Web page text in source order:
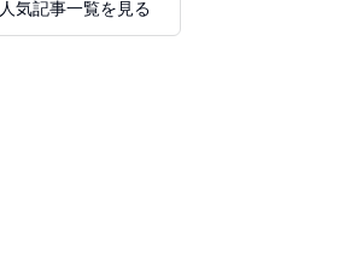
人気記事一覧を見る